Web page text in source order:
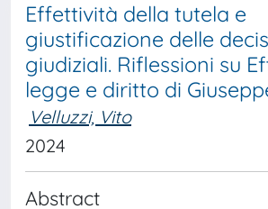
Effettività della tutela e
giustificazione delle
giudiziali. Riflessioni su
legge e diritto di
Velluzzi, Vito
2024
Abstract